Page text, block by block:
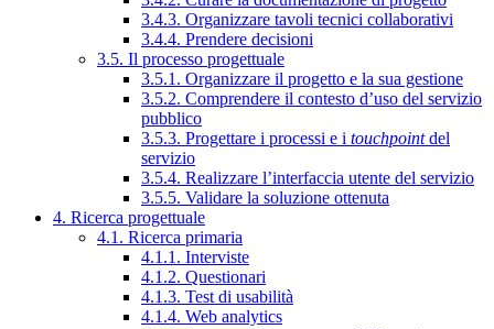
3.4.3. Organizzare tavoli tecnici collaborativi
3.4.4. Prendere decisioni
3.5. Il processo progettuale
3.5.1. Organizzare il progetto e la sua gestione
3.5.2. Comprendere il contesto d’uso del servizio
pubblico
3.5.3. Progettare i processi e i touchpointdel
servizio
3.5.4. Realizzare l’interfaccia utente del servizio
3.5.5. Validare la soluzione ottenuta
4. Ricerca progettuale
4.1. Ricerca primaria
4.1.1. Interviste
4.1.2. Questionari
4.1.3. Test di usabilità
4.1.4. Web analytics